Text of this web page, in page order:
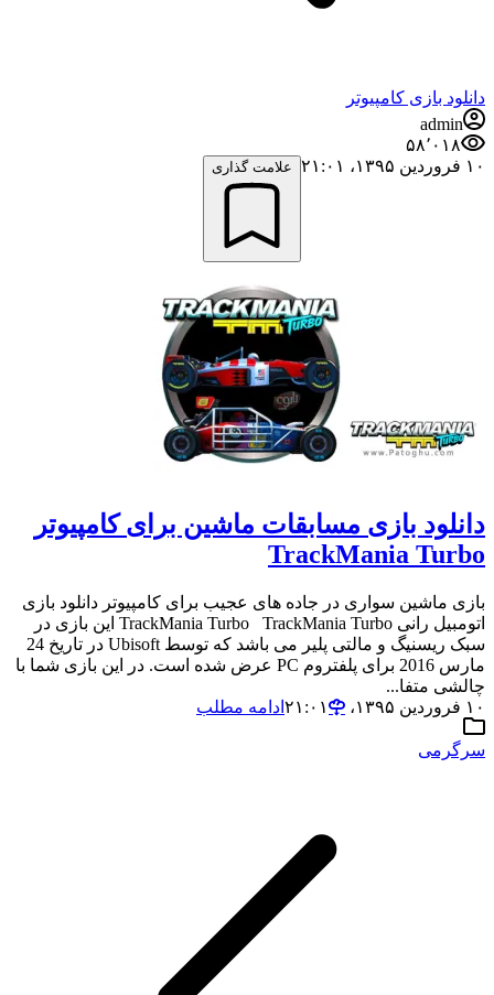
دانلود بازی کامپیوتر
admin
۵۸٬۰۱۸
۱۰ فروردین ۱۳۹۵،‏ ۲۱:۰۱
علامت گذاری
دانلود بازی مسابقات ماشین برای کامپیوتر
TrackMania Turbo
بازی ماشین سواری در جاده های عجیب برای کامپیوتر دانلود بازی
اتومبیل رانی TrackMania Turbo TrackMania Turbo این بازی در
سبک ریسنیگ و مالتی پلیر می باشد که توسط Ubisoft در تاریخ 24
مارس 2016 برای پلفتروم PC عرض شده است. در این بازی شما با
چالشی متفا...
۱۰ فروردین ۱۳۹۵،‏ ۲۱:۰۱
ادامه مطلب
سرگرمی